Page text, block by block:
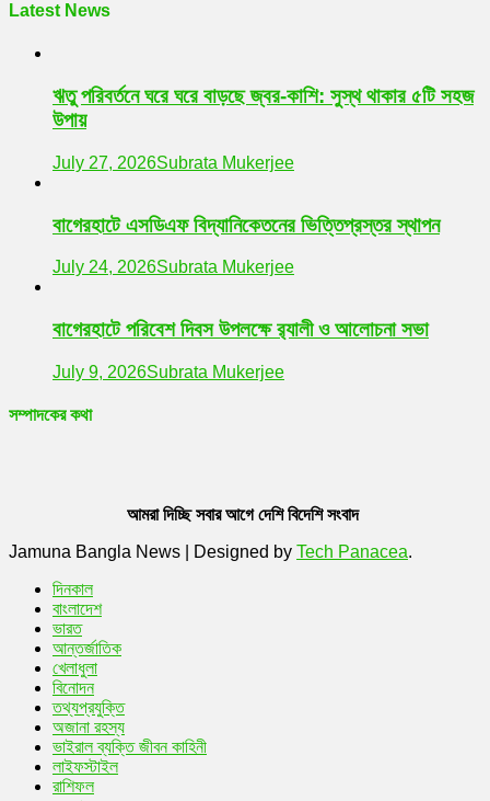
Latest News
ঋতু পরিবর্তনে ঘরে ঘরে বাড়ছে জ্বর-কাশি: সুস্থ থাকার ৫টি সহজ
উপায়
July 27, 2026Subrata Mukerjee
বাগেরহাটে এসডিএফ বিদ্যানিকেতনের ভিত্তিপ্রস্তর স্থাপন
July 24, 2026Subrata Mukerjee
বাগেরহাটে পরিবেশ দিবস উপলক্ষে র‌্যালী ও আলোচনা সভা
July 9, 2026Subrata Mukerjee
সম্পাদকের কথা
আমরা দিচ্ছি সবার আগে দেশি বিদেশি সংবাদ
Jamuna Bangla News
Designed by Tech Panacea.
দিনকাল
বাংলাদেশ
ভারত
আন্তর্জাতিক
খেলাধুলা
বিনোদন
তথ্যপ্রযুক্তি
অজানা রহস্য
ভাইরাল ব্যক্তি জীবন কাহিনী
লাইফস্টাইল
রাশিফল